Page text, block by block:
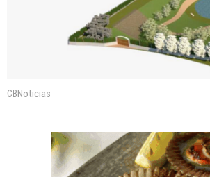
CBNoticias